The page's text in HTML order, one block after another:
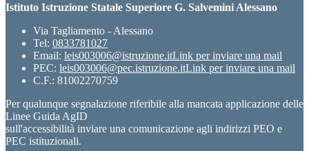
Istituto Istruzione Statale Superiore G. Salvemini Alessano
Via Tagliamento - Alessano
Tel: 0833781027
Email: leis003006@istruzione.itLink per inviare una mail
PEC: leis003006@pec.istruzione.itLink per inviare una mail
C.F.: 81002270759
Per qualunque segnalazione riferibile alla mancata applicazione delle
Linee Guida AgID
sull'accessibilità inviare una comunicazione agli indirizzi PEO e
PEC istituzionali.